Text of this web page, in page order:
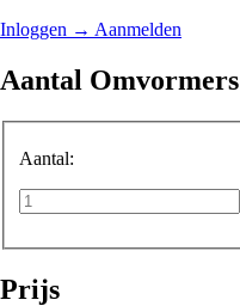
Inloggen → Aanmelden
Aantal Omvormers
Aantal:
Prijs